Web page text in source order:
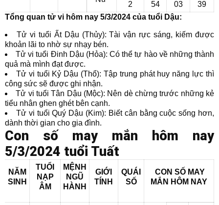
2
54
03
39
Tổng quan tử vi hôm nay 5/3/2024 của tuổi Dậu:
Tử vi tuổi Ất Dậu (Thủy): Tài vận rực sáng, kiếm được
khoản lãi to nhờ sự nhạy bén.
Tử vi tuổi Đinh Dậu (Hỏa): Có thể tự hào về những thành
quả mà mình đạt được.
Tử vi tuổi Kỷ Dậu (Thổ): Tập trung phát huy năng lực thì
công sức sẽ được ghi nhận.
Tử vi tuổi Tân Dậu (Mộc): Nên dè chừng trước những kẻ
tiểu nhân ghen ghét bên cạnh.
Tử vi tuổi Quý Dậu (Kim): Biết cân bằng cuộc sống hơn,
dành thời gian cho gia đình.
Con số may mắn hôm nay
5/3/2024 tuổi Tuất
NĂM
SINH
TUỔI
NẠP
ÂM
MỆNH
NGŨ
HÀNH
GIỚI
TÍNH
QUÁI
SỐ
CON SỐ MAY
MẮN HÔM NAY